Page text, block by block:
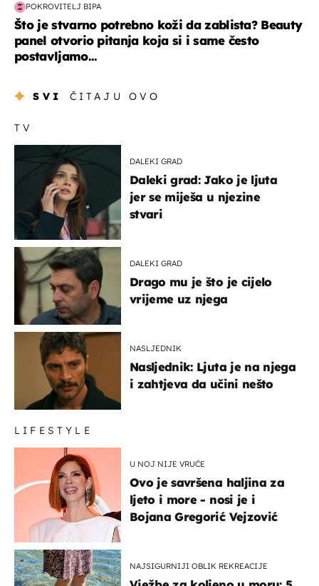
POKROVITELJ BIPA
Što je stvarno potrebno koži da zablista? Beauty
panel otvorio pitanja koja si i same često
postavljamo...
SVI ČITAJU OVO
TV
DALEKI GRAD
Daleki grad: Jako je ljuta
jer se miješa u njezine
stvari
DALEKI GRAD
Drago mu je što je cijelo
vrijeme uz njega
NASLJEDNIK
Nasljednik: Ljuta je na njega
i zahtjeva da učini nešto
LIFESTYLE
U NOJ NIJE VRUĆE
Ovo je savršena haljina za
ljeto i more - nosi je i
Bojana Gregorić Vejzović
NAJSIGURNIJI OBLIK REKREACIJE